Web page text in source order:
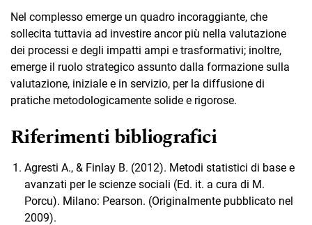
Nel complesso emerge un quadro incoraggiante, che
sollecita tuttavia ad investire ancor più nella valutazione
dei processi e degli impatti ampi e trasformativi; inoltre,
emerge il ruolo strategico assunto dalla formazione sulla
valutazione, iniziale e in servizio, per la diffusione di
pratiche metodologicamente solide e rigorose.
Riferimenti bibliografici
Agresti A., & Finlay B. (2012). Metodi statistici di base e
avanzati per le scienze sociali (Ed. it. a cura di M.
Porcu). Milano: Pearson. (Originalmente pubblicato nel
2009).